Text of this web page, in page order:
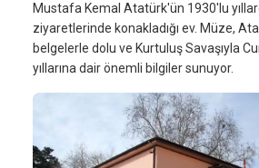
Mustafa Kemal Atatürk'ün 1930'lu
ziyaretlerinde konakladığı ev. Müze,
belgelerle dolu ve Kurtuluş Savaşıyla
yıllarına dair önemli bilgiler sunuyor.